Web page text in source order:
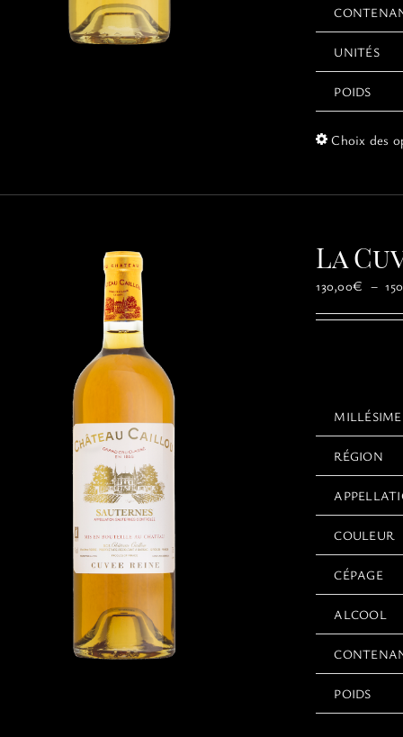
UNITÉS
POIDS
Choix des
La
130,00€ –
MILLÉSIME
RÉGION
COULEUR
CÉPAGE
ALCOOL
POIDS